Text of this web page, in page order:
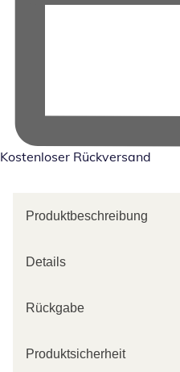
Kostenloser Rückversand
Produktbeschreibung
Details
Rückgabe
Produktsicherheit